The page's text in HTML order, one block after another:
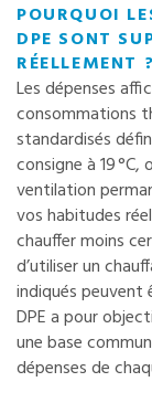
POURQUOI
DPE SONT
RÉELLEMENT ?
Les dépenses
consommations
standardisés
consigne à 19
ventilation
vos habitudes
chauffer moins
d’utiliser un
indiqués peuvent
DPE a pour
une base
dépenses de